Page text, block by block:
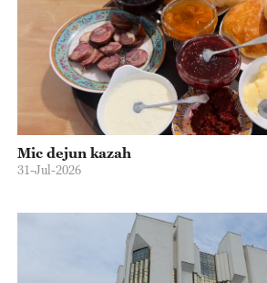
Mic dejun kazah
31-Jul-2026